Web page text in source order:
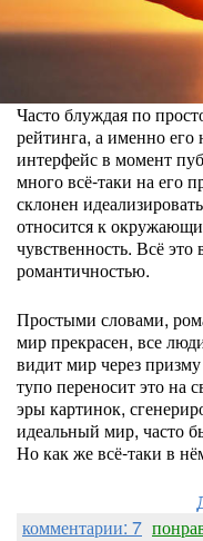
Часто блуждая по
рейтинга, а именно
интерфейс в момент
много всё-таки на его
склонен
относится к
чувственность. Всё
романтичностью.
Простыми словами,
мир прекрасен, все
видит мир через
тупо переносит это на
эры картинок,
идеальный мир, часто
Но как же всё-таки в
комментарии: 7